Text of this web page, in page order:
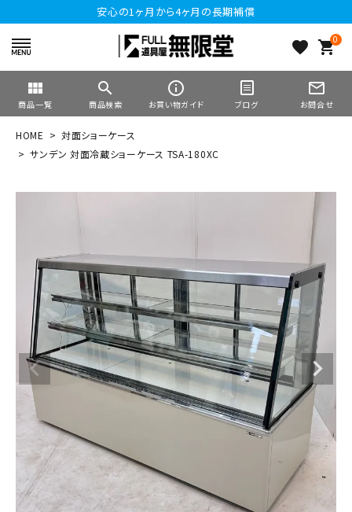
安心の1ヶ月から4ヶ月の長期補償
favorite 0
shopping_cart
view_module
商品一覧
search
商品検索
info_outline
お買い物ガイド ブログ
mail_outline
お問合せ
HOME
対面ショーケース
サンデン 対面冷蔵ショーケース TSA-180XC